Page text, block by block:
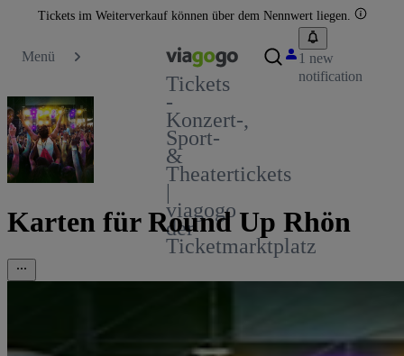
Tickets im Weiterverkauf können über dem Nennwert liegen.
Menü
Tickets
-
Konzert-,
Sport-
&
Theatertickets
|
viagogo
der
Ticketmarktplatz
1 new
notification
Karten für Round Up Rhön